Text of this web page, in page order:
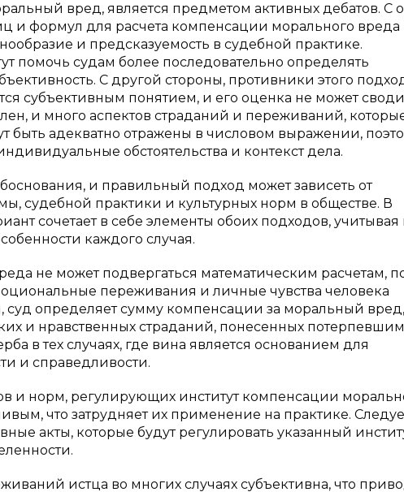
вред, является предметом активных дебатов. С
и формул для расчета компенсации морального вреда
и предсказуемость в судебной практике.
помочь судам более последовательно определять
С другой стороны, противники этого
субъективным понятием, и его оценка не может
и много аспектов страданий и переживаний,
быть адекватно отражены в числовом выражении,
обстоятельства и контекст дела.
и правильный подход может зависеть от
судебной практики и культурных норм в обществе. В
сочетает в себе элементы обоих подходов, учитывая
каждого случая.
не может подвергаться математическим расчетам,
переживания и личные чувства человека
суд определяет сумму компенсации за моральный вред,
и нравственных страданий, понесенных
в тех случаях, где вина является основанием для
и справедливости.
и норм, регулирующих институт компенсации
что затрудняет их применение на практике.
акты, которые будут регулировать указанный
истца во многих случаях субъективна, что